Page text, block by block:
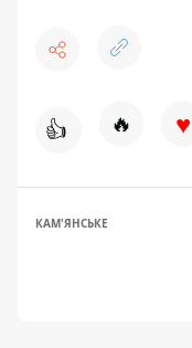
👍 🔥 ♥
КАМ'ЯНСЬКЕ